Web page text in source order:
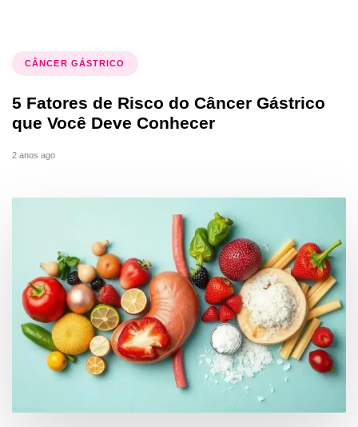
CÂNCER GÁSTRICO
5 Fatores de Risco do Câncer Gástrico
que Você Deve Conhecer
2 anos ago